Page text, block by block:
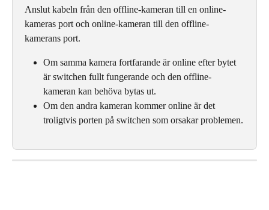
Anslut kabeln från den offline-kameran till en online-
kameras port och online-kameran till den offline-
kamerans port.
Om samma kamera fortfarande är online efter bytet
är switchen fullt fungerande och den offline-
kameran kan behöva bytas ut.
Om den andra kameran kommer online är det
troligtvis porten på switchen som orsakar problemen.